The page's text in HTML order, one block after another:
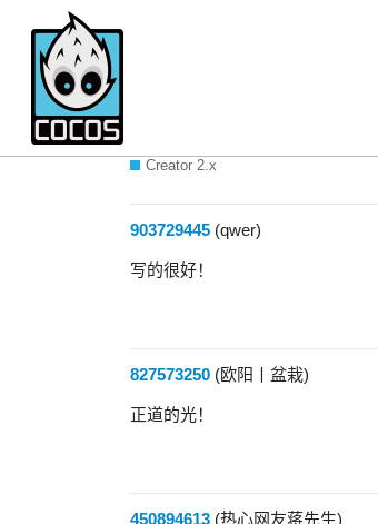
Creator 2.x
903729445 (qwer)
写的很好！
827573250 (欧阳丨盆栽)
正道的光！
450894613 (热心网友蒋先生)